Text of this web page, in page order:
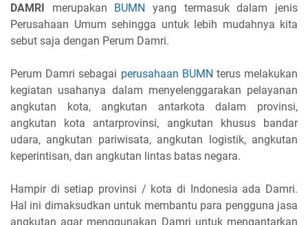
DAMRI merupakan BUMN yang termasuk dalam jenis
Perusahaan Umum sehingga untuk lebih mudahnya kita
sebut saja dengan Perum Damri.
Perum Damri sebagai perusahaan BUMN terus melakukan
kegiatan usahanya dalam menyelenggarakan pelayanan
angkutan kota, angkutan antarkota dalam provinsi,
angkutan kota antarprovinsi, angkutan khusus bandar
udara, angkutan pariwisata, angkutan logistik, angkutan
keperintisan, dan angkutan lintas batas negara.
Hampir di setiap provinsi / kota di Indonesia ada Damri.
Hal ini dimaksudkan untuk membantu para pengguna jasa
angkutan agar menggunakan Damri untuk mengantarkan